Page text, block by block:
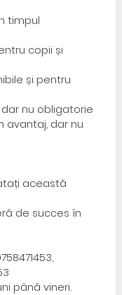
timpul
copii și
și pentru
dar nu obligatorie
avantaj, dar nu
această
de succes în
până vineri.